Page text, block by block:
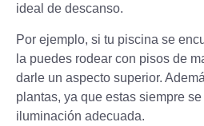
ideal de descanso.
Por ejemplo, si tu piscina se
la puedes rodear con pisos de
darle un aspecto superior.
plantas, ya que estas siempre
iluminación adecuada.